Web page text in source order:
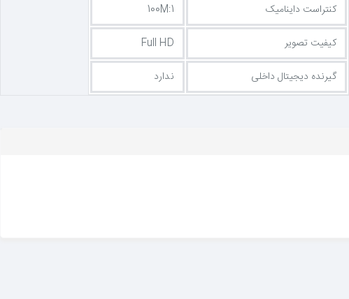
کنتراست داینامیک
100M:1
کیفیت تصویر
Full HD
گیرنده دیجیتال داخلی
ندارد